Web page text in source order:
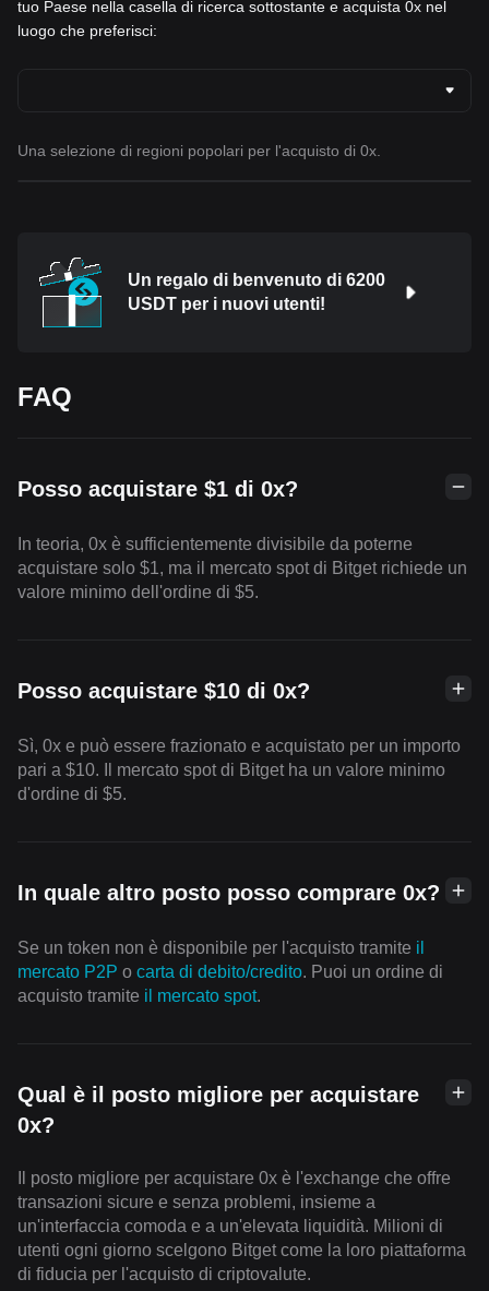
tuo Paese nella casella di ricerca sottostante e acquista 0x nel
luogo che preferisci:
Una selezione di regioni popolari per l'acquisto di 0x.
Un regalo di benvenuto di 6200
USDT per i nuovi utenti!
FAQ
Posso acquistare $1 di 0x?
In teoria, 0x è sufficientemente divisibile da poterne
acquistare solo $1, ma il mercato spot di Bitget richiede un
valore minimo dell'ordine di $5.
Posso acquistare $10 di 0x?
Sì, 0x e può essere frazionato e acquistato per un importo
pari a $10. Il mercato spot di Bitget ha un valore minimo
d'ordine di $5.
In quale altro posto posso comprare 0x?
Se un token non è disponibile per l'acquisto tramite il
mercato P2P o carta di debito/credito. Puoi un ordine di
acquisto tramite il mercato spot.
Qual è il posto migliore per acquistare
0x?
Il posto migliore per acquistare 0x è l'exchange che offre
transazioni sicure e senza problemi, insieme a
un'interfaccia comoda e a un'elevata liquidità. Milioni di
utenti ogni giorno scelgono Bitget come la loro piattaforma
di fiducia per l'acquisto di criptovalute.